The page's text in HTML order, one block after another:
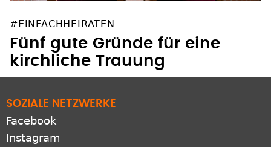
#EINFACHHEIRATEN
Fünf gute Gründe für eine
kirchliche Trauung
SOZIALE NETZWERKE
Facebook
Instagram